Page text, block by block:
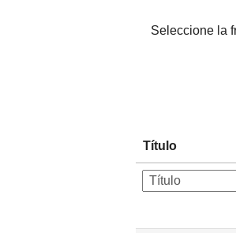
Seleccione la
Título